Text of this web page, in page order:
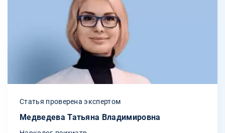
Статья проверена экспертом
Медведева Татьяна Владимировна